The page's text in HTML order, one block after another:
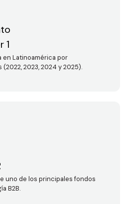
1
Latinoamérica por
2023, 2024 y 2025).
uno de los principales fondos
B2B.